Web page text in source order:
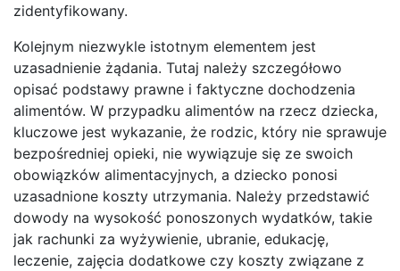
zidentyfikowany.
Kolejnym niezwykle istotnym elementem jest
uzasadnienie żądania. Tutaj należy szczegółowo
opisać podstawy prawne i faktyczne dochodzenia
alimentów. W przypadku alimentów na rzecz dziecka,
kluczowe jest wykazanie, że rodzic, który nie sprawuje
bezpośredniej opieki, nie wywiązuje się ze swoich
obowiązków alimentacyjnych, a dziecko ponosi
uzasadnione koszty utrzymania. Należy przedstawić
dowody na wysokość ponoszonych wydatków, takie
jak rachunki za wyżywienie, ubranie, edukację,
leczenie, zajęcia dodatkowe czy koszty związane z